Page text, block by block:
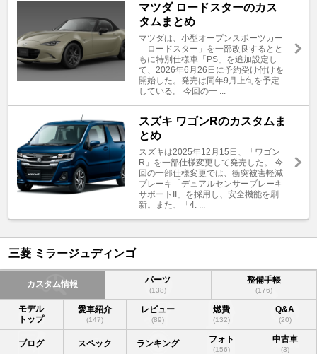
マツダ ロードスターのカス
タムまとめ
マツダは、小型オープンスポーツカー
「ロードスター」を一部改良するとと
もに特別仕様車「PS」を追加設定し
て、2026年6月26日に予約受け付けを
開始した。発売は同年9月上旬を予定
している。 今回の一 ...
スズキ ワゴンRのカスタムま
とめ
スズキは2025年12月15日、「ワゴン
R」を一部仕様変更して発売した。 今
回の一部仕様変更では、衝突被害軽減
ブレーキ「デュアルセンサーブレーキ
サポートII」を採用し、安全機能を刷
新。また、「4. ...
三菱 ミラージュディンゴ
カスタム情報 パーツ
(138)
整備手帳
(176)
モデル
トップ
愛車紹介
(147)
レビュー
(89)
燃費
(132)
Q&A
(20)
ブログ スペック ランキング フォト
(156)
中古車
(3)